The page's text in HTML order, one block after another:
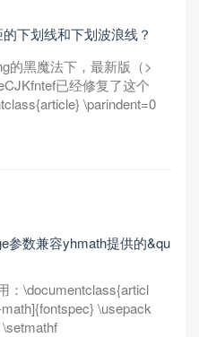
下划线和下划波浪线？
的黑魔法下，最新版（>
已经修复了这个
\parindent=0
参数兼容yhmath提供的&qu
：\documentclass{articl
\usepack